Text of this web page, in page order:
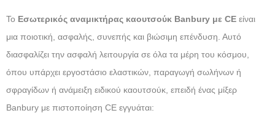
Το Εσωτερικός αναμικτήρας καουτσούκ Banbury με CE είναι
μια ποιοτική, ασφαλής, συνεπής και βιώσιμη επένδυση. Αυτό
διασφαλίζει την ασφαλή λειτουργία σε όλα τα μέρη του κόσμου,
όπου υπάρχει εργοστάσιο ελαστικών, παραγωγή σωλήνων ή
σφραγίδων ή ανάμειξη ειδικού καουτσούκ, επειδή ένας μίξερ
Banbury με πιστοποίηση CE εγγυάται: